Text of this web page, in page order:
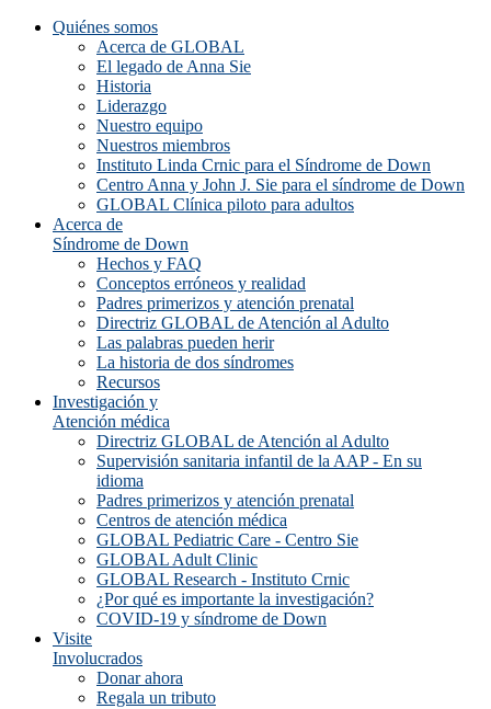
Quiénes somos
Acerca de GLOBAL
El legado de Anna Sie
Historia
Liderazgo
Nuestro equipo
Nuestros miembros
Instituto Linda Crnic para el Síndrome de Down
Centro Anna y John J. Sie para el síndrome de Down
GLOBAL Clínica piloto para adultos
Acerca de
Síndrome de Down
Hechos y FAQ
Conceptos erróneos y realidad
Padres primerizos y atención prenatal
Directriz GLOBAL de Atención al Adulto
Las palabras pueden herir
La historia de dos síndromes
Recursos
Investigación y
Atención médica
Directriz GLOBAL de Atención al Adulto
Supervisión sanitaria infantil de la AAP - En su
idioma
Padres primerizos y atención prenatal
Centros de atención médica
GLOBAL Pediatric Care - Centro Sie
GLOBAL Adult Clinic
GLOBAL Research - Instituto Crnic
¿Por qué es importante la investigación?
COVID-19 y síndrome de Down
Visite
Involucrados
Donar ahora
Regala un tributo